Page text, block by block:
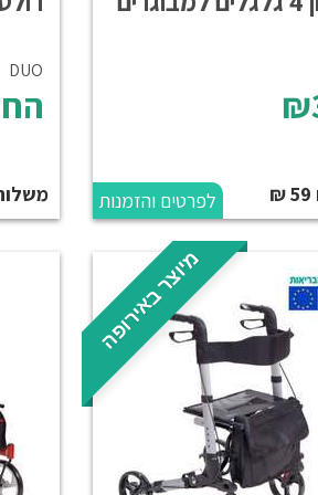
לפרטים והזמנות
DUO
מיוצר באירופה